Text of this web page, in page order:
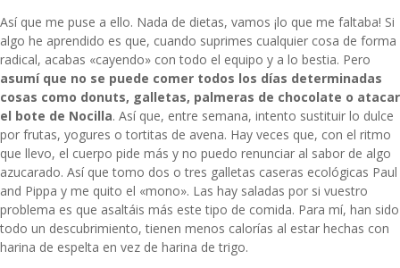
Así que me puse a ello. Nada de dietas, vamos ¡lo que me faltaba! Si
algo he aprendido es que, cuando suprimes cualquier cosa de forma
radical, acabas «cayendo» con todo el equipo y a lo bestia. Pero
asumí que no se puede comer todos los días determinadas
cosas como donuts, galletas, palmeras de chocolate o atacar
el bote de Nocilla. Así que, entre semana, intento sustituir lo dulce
por frutas, yogures o tortitas de avena. Hay veces que, con el ritmo
que llevo, el cuerpo pide más y no puedo renunciar al sabor de algo
azucarado. Así que tomo dos o tres galletas caseras ecológicas Paul
and Pippa y me quito el «mono». Las hay saladas por si vuestro
problema es que asaltáis más este tipo de comida. Para mí, han sido
todo un descubrimiento, tienen menos calorías al estar hechas con
harina de espelta en vez de harina de trigo.